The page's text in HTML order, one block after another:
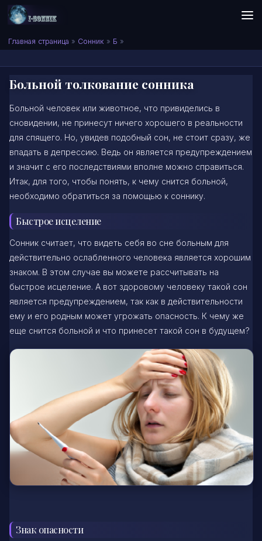
Skip to content
Сонник I-SONNIK.COM
Главная страница » Сонник » Б »
Больной толкование сонника
Больной человек или животное, что привиделись в
сновидении, не принесут ничего хорошего в реальности
для спящего. Но, увидев подобный сон, не стоит сразу, же
впадать в депрессию. Ведь он является предупреждением
и значит с его последствиями вполне можно справиться.
Итак, для того, чтобы понять, к чему снится больной,
необходимо обратиться за помощью к соннику.
Быстрое исцеление
Сонник считает, что видеть себя во сне больным для
действительно ослабленного человека является хорошим
знаком. В этом случае вы можете рассчитывать на
быстрое исцеление. А вот здоровому человеку такой сон
является предупреждением, так как в действительности
ему и его родным может угрожать опасность. К чему же
еще снится больной и что принесет такой сон в будущем?
Знак опасности